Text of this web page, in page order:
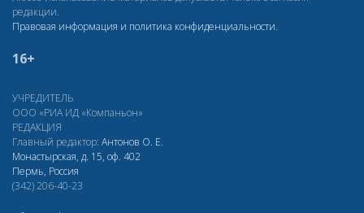
редакции.
Правовая информация и политика конфиденциальности.
16+
УЧРЕДИТЕЛЬ
ООО «РИА ИД «Компаньон»
РЕДАКЦИЯ
Главный редактор: Антонов О. Е.
Монастырская, д. 15, оф. 402
Пермь, Россия
(342) 206-40-23